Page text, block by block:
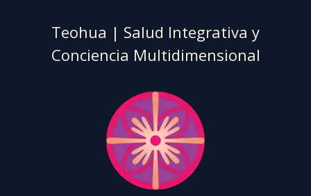
Teohua | Salud Integrativa y
Conciencia Multidimensional